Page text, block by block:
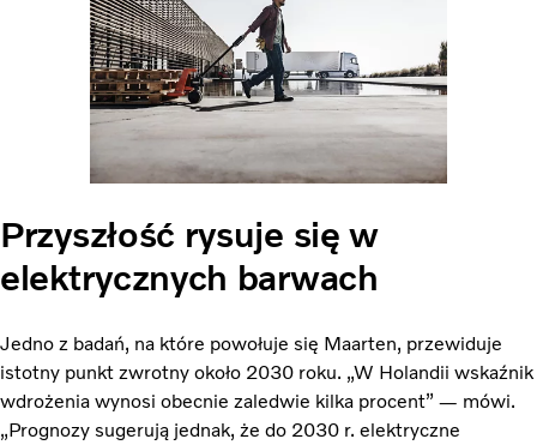
Przyszłość rysuje się w
elektrycznych barwach
Jedno z badań, na które powołuje się Maarten, przewiduje
istotny punkt zwrotny około 2030 roku. „W Holandii wskaźnik
wdrożenia wynosi obecnie zaledwie kilka procent” — mówi.
„Prognozy sugerują jednak, że do 2030 r. elektryczne